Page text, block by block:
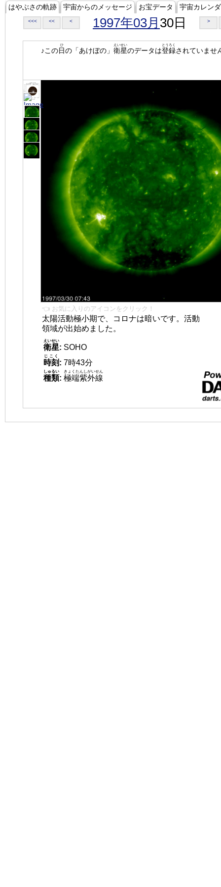
はやぶさの軌跡 宇宙からのメッセージ お宝データ 宇宙カレン
<<< << < 1997年03月 30日 >
♪この日
ひ
の「あけぼの」 衛星
えいせい
のデータは登録
とうろく
されていませ
👈 お気に入りのアイコンをクリック！
太陽活動極小期で、コロナは暗いです。活動
領域が出始めました。
衛星
えいせい
: SOHO
時刻
じこく
: 7時43分
種類
しゅるい
: 極端紫外線
きょくたんしがいせん